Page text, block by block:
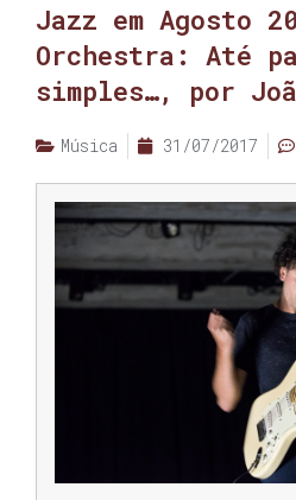
Jazz em Agosto
Orchestra: Até
simples…, por
Música 31/07/2017